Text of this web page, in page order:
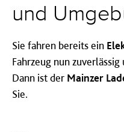
und
Sie fahren bereits ein
Fahrzeug nun zuverlässig
Dann ist der Mainzer
Sie.